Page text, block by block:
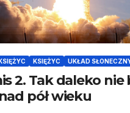
KSIĘŻYC UKŁAD
2. Tak daleko nie
pół wieku